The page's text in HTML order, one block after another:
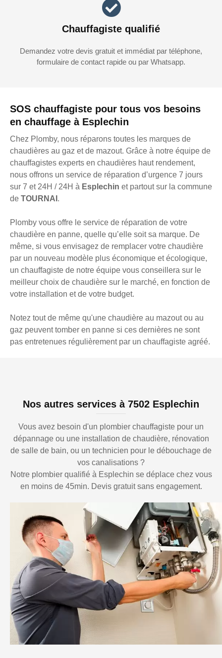
SOS chauffagiste pour tous vos besoins
en chauffage à Esplechin
Chez Plomby, nous réparons toutes les marques de
chaudières au gaz et de mazout. Grâce à notre équipe de
chauffagistes experts en chaudières haut rendement,
nous offrons un service de réparation d’urgence 7 jours
sur 7 et 24H / 24H à Esplechin et partout sur la commune
de TOURNAI .
Plomby vous offre le service de réparation de votre
chaudière en panne, quelle qu’elle soit sa marque. De
même, si vous envisagez de remplacer votre chaudière
par un nouveau modèle plus économique et écologique,
un chauffagiste de notre équipe vous conseillera sur le
meilleur choix de chaudière sur le marché, en fonction de
votre installation et de votre budget.
Notez tout de même qu'une chaudière au mazout ou au
gaz peuvent tomber en panne si ces dernières ne sont
pas entretenues régulièrement par un chauffagiste agréé.
Chauffagiste qualifié
Demandez votre devis gratuit et immédiat par téléphone,
formulaire de contact rapide ou par Whatsapp.
Nos autres services à 7502 Esplechin
Vous avez besoin d'un plombier chauffagiste pour un
dépannage ou une installation de chaudière, rénovation
de salle de bain, ou un technicien pour le débouchage de
vos canalisations ?
Notre plombier qualifié à Esplechin se déplace chez vous
en moins de 45min. Devis gratuit sans engagement.